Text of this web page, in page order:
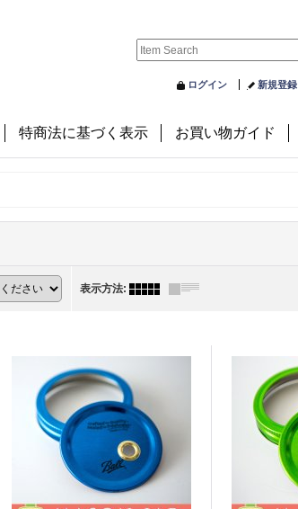
ログイン 新規登録
特商法に基づく表示 お買い物ガイド
表示方法: